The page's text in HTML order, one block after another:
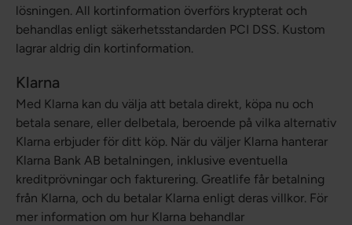
lösningen. All kortinformation överförs krypterat och
behandlas enligt säkerhetsstandarden PCI DSS. Kustom
lagrar aldrig din kortinformation.
Klarna
Med Klarna kan du välja att betala direkt, köpa nu och
betala senare, eller delbetala, beroende på vilka alternativ
Klarna erbjuder för ditt köp. När du väljer Klarna hanterar
Klarna Bank AB betalningen, inklusive eventuella
kreditprövningar och fakturering. Greatlife får betalning
från Klarna, och du betalar Klarna enligt deras villkor. För
mer information om hur Klarna behandlar